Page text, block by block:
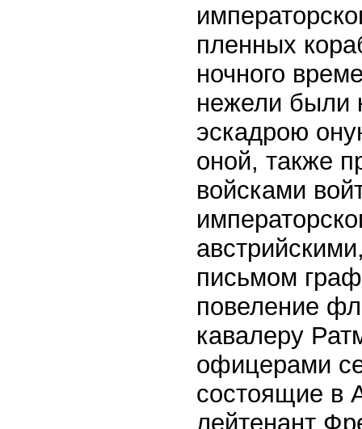
пленных
ночного
нежели были
эскадрою
оной, также
войсками
письмом
повеление
кавалеру
офицерами
состоящие в
лейтенант